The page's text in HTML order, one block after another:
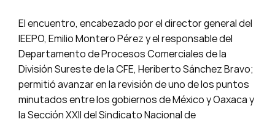
El encuentro, encabezado por el director general del
IEEPO, Emilio Montero Pérez y el responsable del
Departamento de Procesos Comerciales de la
División Sureste de la CFE, Heriberto Sánchez Bravo;
permitió avanzar en la revisión de uno de los puntos
minutados entre los gobiernos de México y Oaxaca y
la Sección XXII del Sindicato Nacional de